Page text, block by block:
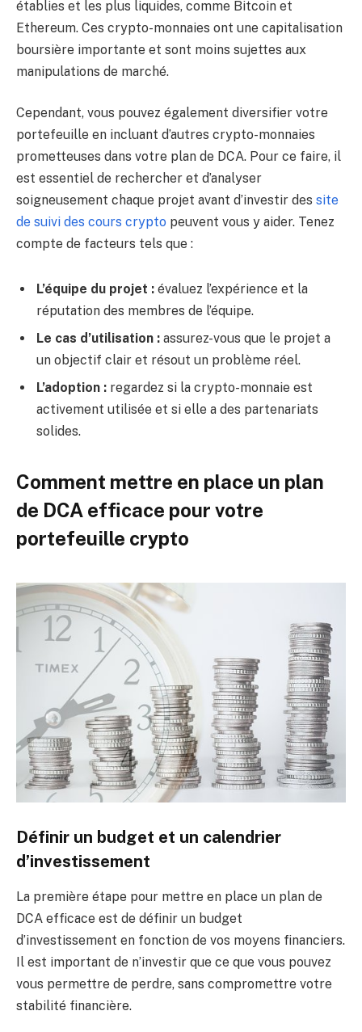
établies et les plus liquides, comme Bitcoin et
Ethereum. Ces crypto-monnaies ont une capitalisation
boursière importante et sont moins sujettes aux
manipulations de marché.
Cependant, vous pouvez également diversifier votre
portefeuille en incluant d’autres crypto-monnaies
prometteuses dans votre plan de DCA. Pour ce faire, il
est essentiel de rechercher et d’analyser
soigneusement chaque projet avant d’investir des site
de suivi des cours crypto peuvent vous y aider. Tenez
compte de facteurs tels que :
L’équipe du projet : évaluez l’expérience et la
réputation des membres de l’équipe.
Le cas d’utilisation : assurez-vous que le projet a
un objectif clair et résout un problème réel.
L’adoption : regardez si la crypto-monnaie est
activement utilisée et si elle a des partenariats
solides.
Comment mettre en place un plan
de DCA efficace pour votre
portefeuille crypto
Définir un budget et un calendrier
d’investissement
La première étape pour mettre en place un plan de
DCA efficace est de définir un budget
d’investissement en fonction de vos moyens financiers.
Il est important de n’investir que ce que vous pouvez
vous permettre de perdre, sans compromettre votre
stabilité financière.